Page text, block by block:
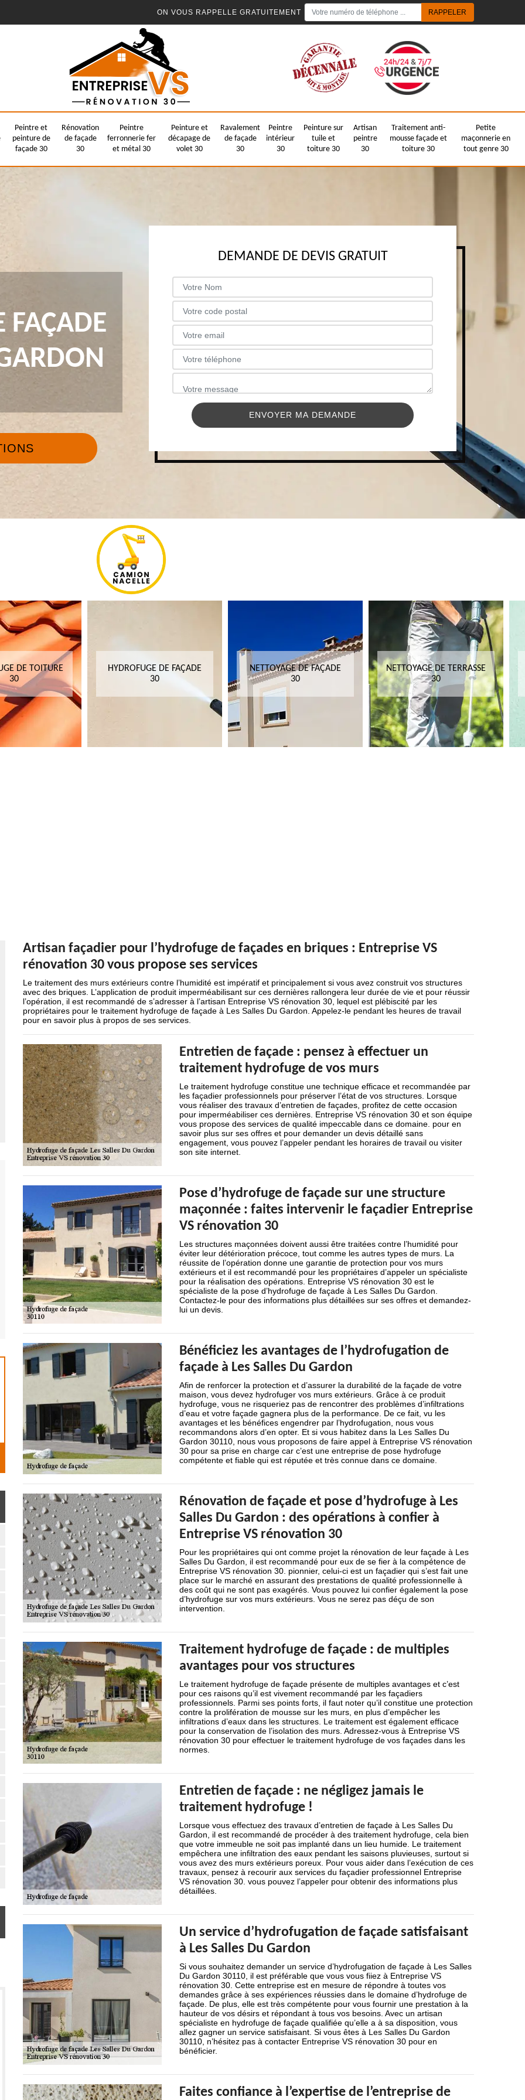
ON VOUS RAPPELLE GRATUITEMENT
Peintre et
peinture de
façade 30
Rénovation
de façade
30
Peintre
ferronnerie fer
et métal 30
Peinture et
décapage de
volet 30
Ravalement
de façade
30
Peintre
intérieur
30
Peinture sur
tuile et
toiture 30
Artisan
peintre
30
Traitement anti-
mousse façade et
toiture 30
Petite
maçonnerie en
tout genre 30
FAÇADE
DEMANDE DE DEVIS GRATUIT
DE TOITURE
30
HYDROFUGE DE FAÇADE
30
NETTOYAGE DE FAÇADE
30
NETTOYAGE DE TERRASSE
30
Artisan façadier pour l’hydrofuge de façades en briques : Entreprise VS
rénovation 30 vous propose ses services
Le traitement des murs extérieurs contre l’humidité est impératif et principalement si vous avez construit vos structures
avec des briques. L’application de produit imperméabilisant sur ces dernières rallongera leur durée de vie et pour réussir
l’opération, il est recommandé de s’adresser à l’artisan Entreprise VS rénovation 30, lequel est plébiscité par les
propriétaires pour le traitement hydrofuge de façade à Les Salles Du Gardon. Appelez-le pendant les heures de travail
pour en savoir plus à propos de ses services.
Entretien de façade : pensez à effectuer un
traitement hydrofuge de vos murs
Le traitement hydrofuge constitue une technique efficace et recommandée par
les façadier professionnels pour préserver l’état de vos structures. Lorsque
vous réaliser des travaux d’entretien de façades, profitez de cette occasion
pour imperméabiliser ces dernières. Entreprise VS rénovation 30 et son équipe
vous propose des services de qualité impeccable dans ce domaine. pour en
savoir plus sur ses offres et pour demander un devis détaillé sans
engagement, vous pouvez l’appeler pendant les horaires de travail ou visiter
son site internet.
Pose d’hydrofuge de façade sur une structure
maçonnée : faites intervenir le façadier Entreprise
VS rénovation 30
Les structures maçonnées doivent aussi être traitées contre l’humidité pour
éviter leur détérioration précoce, tout comme les autres types de murs. La
réussite de l’opération donne une garantie de protection pour vos murs
extérieurs et il est recommandé pour les propriétaires d’appeler un spécialiste
pour la réalisation des opérations. Entreprise VS rénovation 30 est le
spécialiste de la pose d’hydrofuge de façade à Les Salles Du Gardon.
Contactez-le pour des informations plus détaillées sur ses offres et demandez-
lui un devis.
Bénéficiez les avantages de l’hydrofugation de
façade à Les Salles Du Gardon
Afin de renforcer la protection et d’assurer la durabilité de la façade de votre
maison, vous devez hydrofuger vos murs extérieurs. Grâce à ce produit
hydrofuge, vous ne risqueriez pas de rencontrer des problèmes d’infiltrations
d’eau et votre façade gagnera plus de la performance. De ce fait, vu les
avantages et les bénéfices engendrer par l’hydrofugation, nous vous
recommandons alors d’en opter. Et si vous habitez dans la Les Salles Du
Gardon 30110, nous vous proposons de faire appel à Entreprise VS rénovation
30 pour sa prise en charge car c’est une entreprise de pose hydrofuge
compétente et fiable qui est réputée et très connue dans ce domaine.
Rénovation de façade et pose d’hydrofuge à Les
Salles Du Gardon : des opérations à confier à
Entreprise VS rénovation 30
Pour les propriétaires qui ont comme projet la rénovation de leur façade à Les
Salles Du Gardon, il est recommandé pour eux de se fier à la compétence de
Entreprise VS rénovation 30. pionnier, celui-ci est un façadier qui s’est fait une
place sur le marché en assurant des prestations de qualité professionnelle à
des coût qui ne sont pas exagérés. Vous pouvez lui confier également la pose
d’hydrofuge sur vos murs extérieurs. Vous ne serez pas déçu de son
intervention.
Traitement hydrofuge de façade : de multiples
avantages pour vos structures
Le traitement hydrofuge de façade présente de multiples avantages et c’est
pour ces raisons qu’il est vivement recommandé par les façadiers
professionnels. Parmi ses points forts, il faut noter qu’il constitue une protection
contre la prolifération de mousse sur les murs, en plus d’empêcher les
infiltrations d’eaux dans les structures. Le traitement est également efficace
pour la conservation de l’isolation des murs. Adressez-vous à Entreprise VS
rénovation 30 pour effectuer le traitement hydrofuge de vos façades dans les
normes.
Entretien de façade : ne négligez jamais le
traitement hydrofuge !
Lorsque vous effectuez des travaux d’entretien de façade à Les Salles Du
Gardon, il est recommandé de procéder à des traitement hydrofuge, cela bien
que votre immeuble ne soit pas implanté dans un lieu humide. Le traitement
empêchera une infiltration des eaux pendant les saisons pluvieuses, surtout si
vous avez des murs extérieurs poreux. Pour vous aider dans l’exécution de ces
travaux, pensez à recourir aux services du façadier professionnel Entreprise
VS rénovation 30. vous pouvez l’appeler pour obtenir des informations plus
détaillées.
Un service d’hydrofugation de façade satisfaisant
à Les Salles Du Gardon
Si vous souhaitez demander un service d’hydrofugation de façade à Les Salles
Du Gardon 30110, il est préférable que vous vous fiiez à Entreprise VS
rénovation 30. Cette entreprise est en mesure de répondre à toutes vos
demandes grâce à ses expériences réussies dans le domaine d’hydrofuge de
façade. De plus, elle est très compétente pour vous fournir une prestation à la
hauteur de vos désirs et répondant à tous vos besoins. Avec un artisan
spécialiste en hydrofuge de façade qualifiée qu’elle a à sa disposition, vous
allez gagner un service satisfaisant. Si vous êtes à Les Salles Du Gardon
30110, n’hésitez pas à contacter Entreprise VS rénovation 30 pour en
bénéficier.
Faites confiance à l’expertise de l’entreprise de